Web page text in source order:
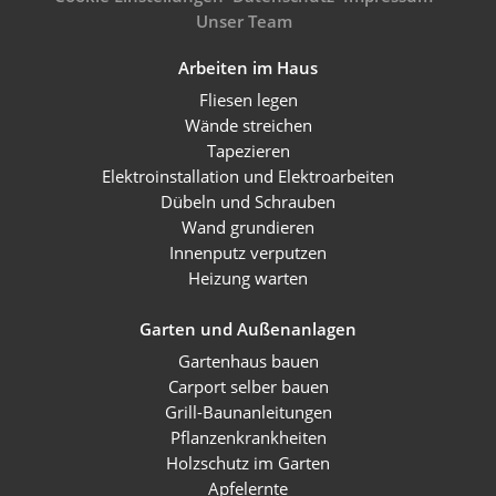
Unser Team
Arbeiten im Haus
Fliesen legen
Wände streichen
Tapezieren
Elektroinstallation und Elektroarbeiten
Dübeln und Schrauben
Wand grundieren
Innenputz verputzen
Heizung warten
Garten und Außenanlagen
Gartenhaus bauen
Carport selber bauen
Grill-Baunanleitungen
Pflanzenkrankheiten
Holzschutz im Garten
Apfelernte